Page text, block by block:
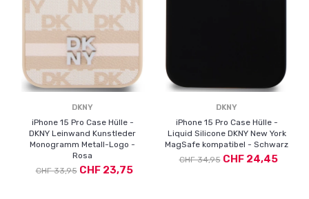
DKNY
iPhone 15 Pro Case Hülle -
DKNY Leinwand Kunstleder
Monogramm Metall-Logo -
Rosa
CHF 33,95CHF 23,75
DKNY
iPhone 15 Pro Case Hülle -
Liquid Silicone DKNY New York
MagSafe kompatibel - Schwarz
CHF 34,95CHF 24,45